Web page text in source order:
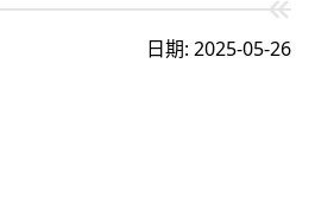
日期: 2025-05-26